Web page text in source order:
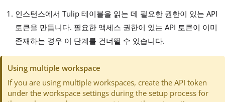
인스턴스에서 Tulip 테이블을 읽는 데 필요한 권한이 있는 API
토큰을 만듭니다. 필요한 액세스 권한이 있는 API 토큰이 이미
존재하는 경우 이 단계를 건너뛸 수 있습니다.
Using multiple workspace
If you are using multiple workspaces, create the API token
under the workspace settings during the setup process for